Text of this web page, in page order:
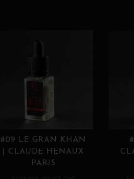
#09 LE GRAN KHAN
| CLAUDE HENAUX
PARIS